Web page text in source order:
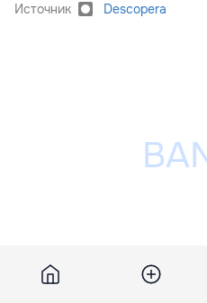
Источник Descopera
Разместить